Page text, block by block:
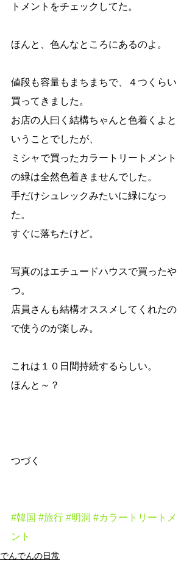
トメントをチェックしてた。
ほんと、色んなところにあるのよ。
値段も容量もまちまちで、４つくらい
買ってきました。
お店の人曰く結構ちゃんと色着くよと
いうことでしたが、
ミシャで買ったカラートリートメント
の緑は全然色着きませんでした。
手だけシュレックみたいに緑になっ
た。
すぐに落ちたけど。
写真のはエチュードハウスで買ったや
つ。
店員さんも結構オススメしてくれたの
で使うのが楽しみ。
これは１０日間持続するらしい。
ほんと～？
つづく
#韓国 #旅行 #明洞 #カラートリートメ
ント
でんでんの日常